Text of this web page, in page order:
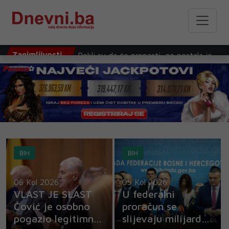
Zanimljivosti
jedna od najuspješnijih glumica
današnjice
Matt Damon: Iz čistog očaja napisali
smo 'Dobrog Willa Huntinga'
Film 'Odiseja' zadržao vrh kino-blagajni i
premašio 639 miliona dolara zarade
Najdraža serija Stephena Kinga u 21.
stoljeću: "Znao sam da je sjajna od prve
scene"
Tom Hardy vraća se rapu, stiže njegov
prvi službeni album
BIH
06 Kol 2026
VLAST JE SLAST
Čović je osobno
pogazio legitimno
BIH
05 Kol 2026
U federalni
proračun se
slijevaju milijarde